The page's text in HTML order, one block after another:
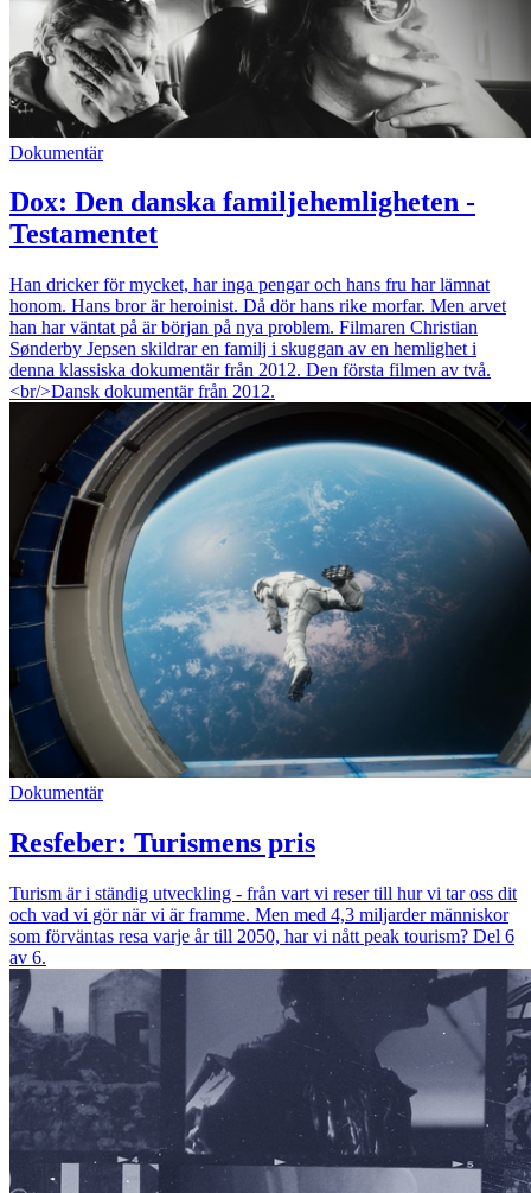
Dokumentär
Dox: Den danska familjehemligheten -
Testamentet
Han dricker för mycket, har inga pengar och hans fru har lämnat
honom. Hans bror är heroinist. Då dör hans rike morfar. Men arvet
han har väntat på är början på nya problem. Filmaren Christian
Sønderby Jepsen skildrar en familj i skuggan av en hemlighet i
denna klassiska dokumentär från 2012. Den första filmen av två.
<br/>Dansk dokumentär från 2012.
Dokumentär
Resfeber: Turismens pris
Turism är i ständig utveckling - från vart vi reser till hur vi tar oss dit
och vad vi gör när vi är framme. Men med 4,3 miljarder människor
som förväntas resa varje år till 2050, har vi nått peak tourism? Del 6
av 6.